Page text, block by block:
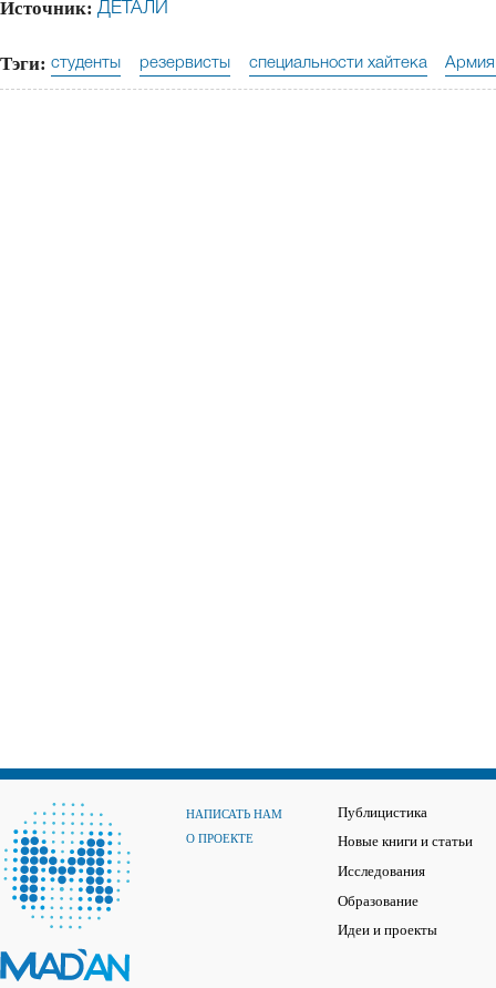
Источник: ДЕТАЛИ
Тэги: студенты резервисты специальности хайтека
НАПИСАТЬ НАМ
О ПРОЕКТЕ
Публицистика
Новые книги и статьи
Исследования
Образование
Идеи и проекты